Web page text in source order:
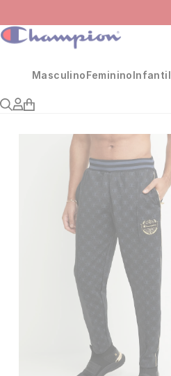
MasculinoFemininoInfantil